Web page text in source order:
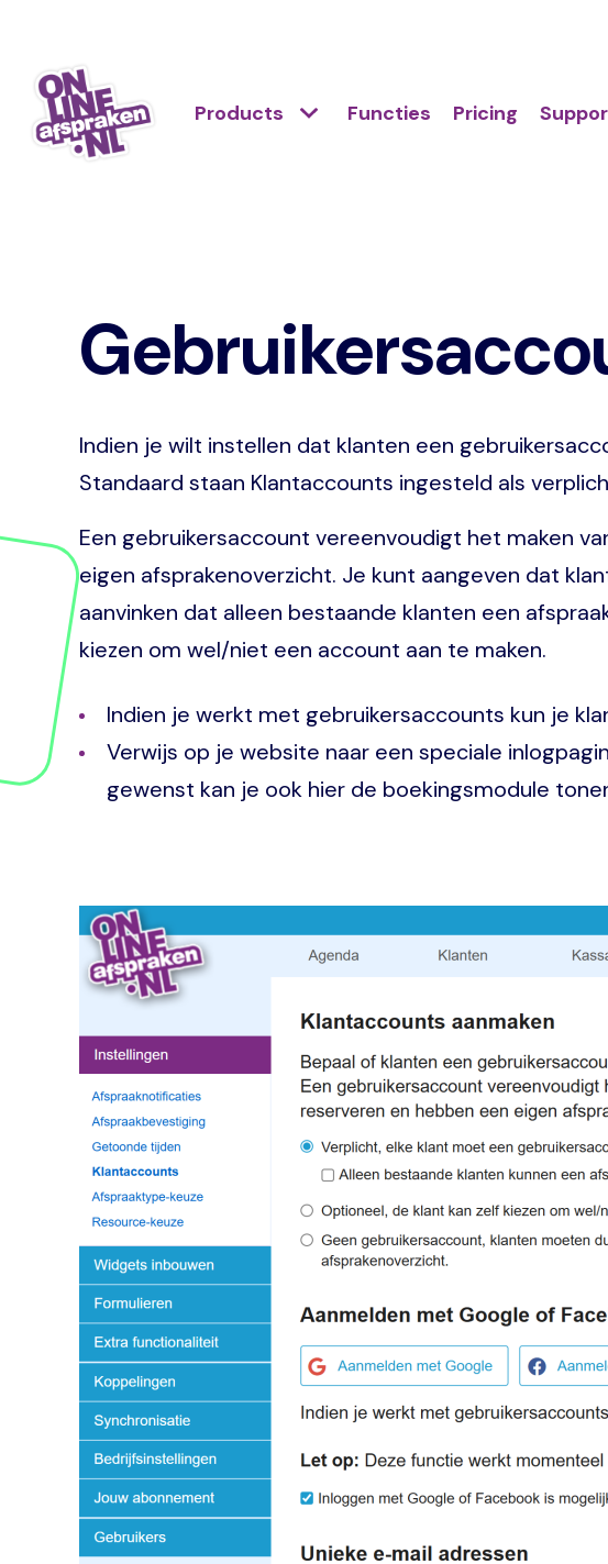
main
content
links
Hoofdnavigatie
Primair
Products Functies Pricing
Indien je wilt instellen dat klanten een
Standaard staan Klantaccounts ingesteld als
Een gebruikersaccount vereenvoudigt het maken
eigen afsprakenoverzicht. Je kunt aangeven dat
aanvinken dat alleen bestaande klanten een
kiezen om wel/niet een account aan te maken.
Indien je werkt met gebruikersaccounts kun je
Verwijs op je website naar een speciale
gewenst kan je ook hier de boekingsmodule
Image